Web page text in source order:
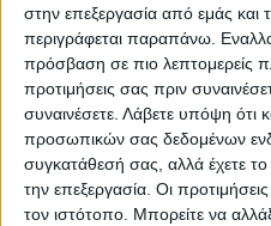
στην επεξεργασία από εμάς
περιγράφεται παραπάνω.
πρόσβαση σε πιο λεπτομερείς
προτιμήσεις σας πριν
συναινέσετε. Λάβετε υπόψη ότι
προσωπικών σας δεδομένων
συγκατάθεσή σας, αλλά έχετε το
την επεξεργασία. Οι
τον ιστότοπο. Μπορείτε να